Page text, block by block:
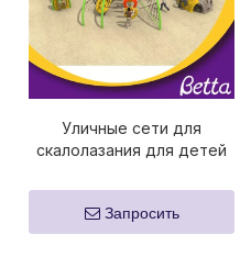
Уличные сети для
скалолазания для детей
Запросить